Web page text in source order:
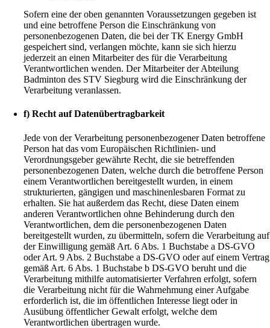
Sofern eine der oben genannten Voraussetzungen gegeben ist
und eine betroffene Person die Einschränkung von
personenbezogenen Daten, die bei der TK Energy GmbH
gespeichert sind, verlangen möchte, kann sie sich hierzu
jederzeit an einen Mitarbeiter des für die Verarbeitung
Verantwortlichen wenden. Der Mitarbeiter der Abteilung
Badminton des STV Siegburg wird die Einschränkung der
Verarbeitung veranlassen.
f) Recht auf Datenübertragbarkeit
Jede von der Verarbeitung personenbezogener Daten betroffene
Person hat das vom Europäischen Richtlinien- und
Verordnungsgeber gewährte Recht, die sie betreffenden
personenbezogenen Daten, welche durch die betroffene Person
einem Verantwortlichen bereitgestellt wurden, in einem
strukturierten, gängigen und maschinenlesbaren Format zu
erhalten. Sie hat außerdem das Recht, diese Daten einem
anderen Verantwortlichen ohne Behinderung durch den
Verantwortlichen, dem die personenbezogenen Daten
bereitgestellt wurden, zu übermitteln, sofern die Verarbeitung auf
der Einwilligung gemäß Art. 6 Abs. 1 Buchstabe a DS-GVO
oder Art. 9 Abs. 2 Buchstabe a DS-GVO oder auf einem Vertrag
gemäß Art. 6 Abs. 1 Buchstabe b DS-GVO beruht und die
Verarbeitung mithilfe automatisierter Verfahren erfolgt, sofern
die Verarbeitung nicht für die Wahrnehmung einer Aufgabe
erforderlich ist, die im öffentlichen Interesse liegt oder in
Ausübung öffentlicher Gewalt erfolgt, welche dem
Verantwortlichen übertragen wurde.